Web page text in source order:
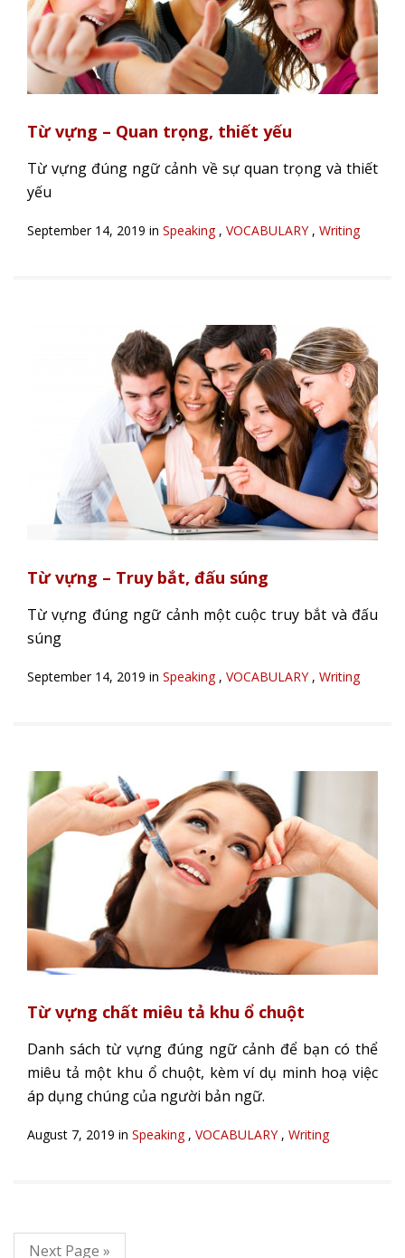
Từ vựng – Quan trọng, thiết yếu
Từ vựng đúng ngữ cảnh về sự quan trọng và thiết
yếu
September 14, 2019 in Speaking, VOCABULARY, Writing
Từ vựng – Truy bắt, đấu súng
Từ vựng đúng ngữ cảnh một cuộc truy bắt và đấu
súng
September 14, 2019 in Speaking, VOCABULARY, Writing
Từ vựng chất miêu tả khu ổ chuột
Danh sách từ vựng đúng ngữ cảnh để bạn có thể
miêu tả một khu ổ chuột, kèm ví dụ minh hoạ việc
áp dụng chúng của người bản ngữ.
August 7, 2019 in Speaking, VOCABULARY, Writing
Next Page »